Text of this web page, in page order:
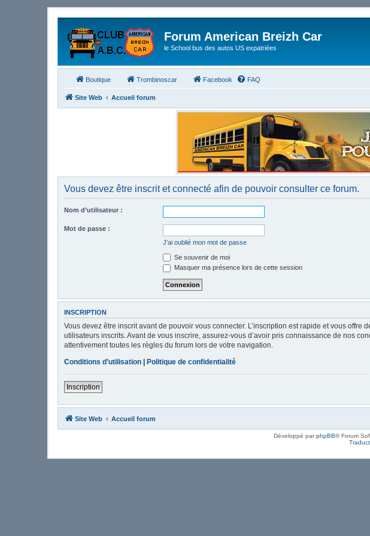
Forum American Breizh Car
le School bus des autos US expatriées
Boutique Trombinoscar Facebook FAQ
Site Web Accueil forum
Vous devez être inscrit et connecté afin de pouvoir consulter ce forum.
Nom d’utilisateur :
Mot de passe :
J’ai oublié mon mot de passe
Se souvenir de moi
Masquer ma présence lors de cette session
INSCRIPTION
Vous devez être inscrit avant de pouvoir vous connecter. L’inscription est rapide et vous
utilisateurs inscrits. Avant de vous inscrire, assurez-vous d’avoir pris connaissance de nos
attentivement toutes les règles du forum lors de votre navigation.
Conditions d’utilisation
Politique de confidentialité
Inscription
Site Web Accueil forum
Développé parphpBB® Forum